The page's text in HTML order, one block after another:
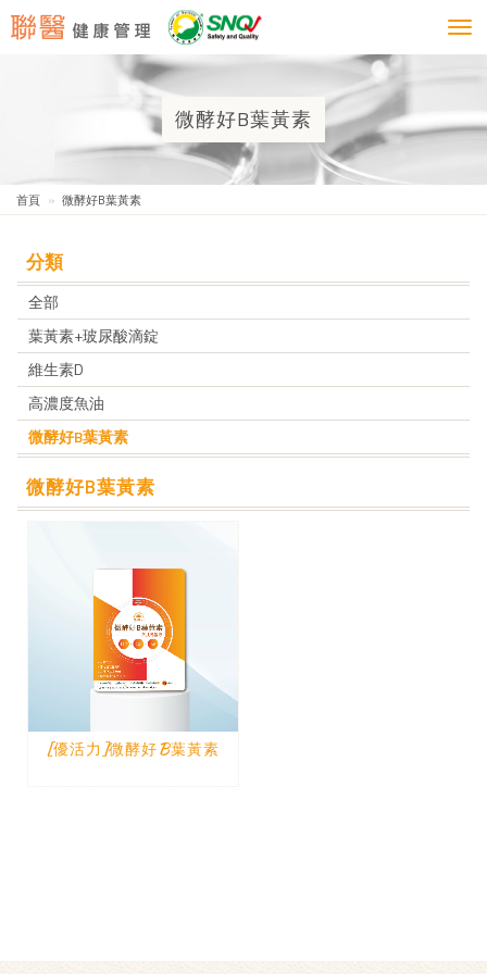
微酵好B葉黃素
首頁 微酵好B葉黃素
分類
全部
葉黃素+玻尿酸滴錠
維生素D
高濃度魚油
微酵好B葉黃素
微酵好B葉黃素
[優活力]微酵好B葉黃素